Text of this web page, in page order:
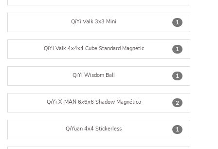
1
QiYi Valk 3x3 Mini
1
QiYi Valk 4x4x4 Cube Standard Magnetic
1
QiYi Wisdom Ball
2
QiYi·X-MAN 6x6x6 Shadow Magnético
1
QiYuan 4x4 Stickerless